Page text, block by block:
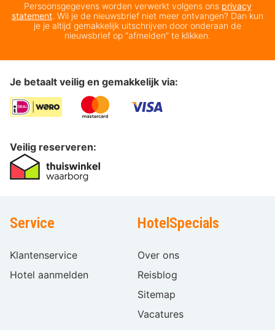
Persoonsgegevens worden verwerkt volgens ons privacy
statement. Wil je de nieuwsbrief niet meer ontvangen? Dan kun
je je altijd gemakkelijk uitschrijven door onderaan de
nieuwsbrief op “afmelden” te klikken.
Je betaalt veilig en gemakkelijk via:
Veilig reserveren:
Service
Klantenservice
Hotel aanmelden
HotelSpecials
Over ons
Reisblog
Sitemap
Vacatures